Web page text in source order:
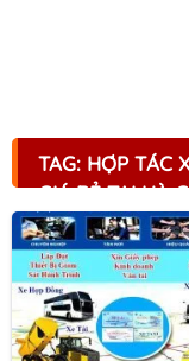
TAG: HỢP TÁC
GIÁ RẺ TẠI HÀ